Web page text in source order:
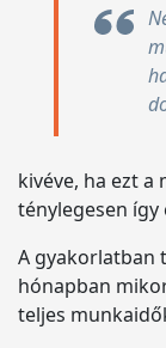
kivéve, ha ezt a
ténylegesen így
A gyakorlatban
hónapban
teljes